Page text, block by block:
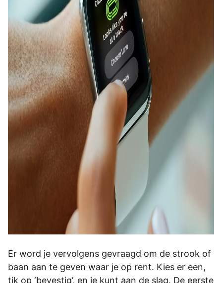
Er word je vervolgens gevraagd om de strook of
baan aan te geven waar je op rent. Kies er een,
tik op ‘bevestig’, en je kunt aan de slag. De eerste